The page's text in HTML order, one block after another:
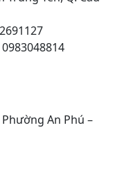
An Phú –